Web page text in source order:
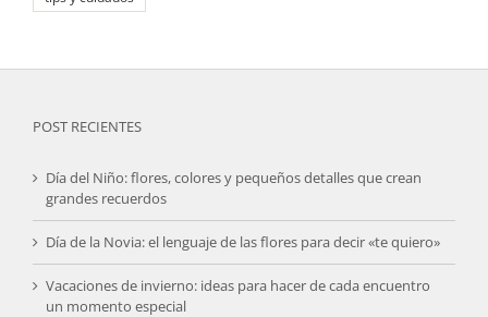
POST RECIENTES
Día del Niño: flores, colores y pequeños detalles que crean
grandes recuerdos
Día de la Novia: el lenguaje de las flores para decir «te quiero»
Vacaciones de invierno: ideas para hacer de cada encuentro
un momento especial